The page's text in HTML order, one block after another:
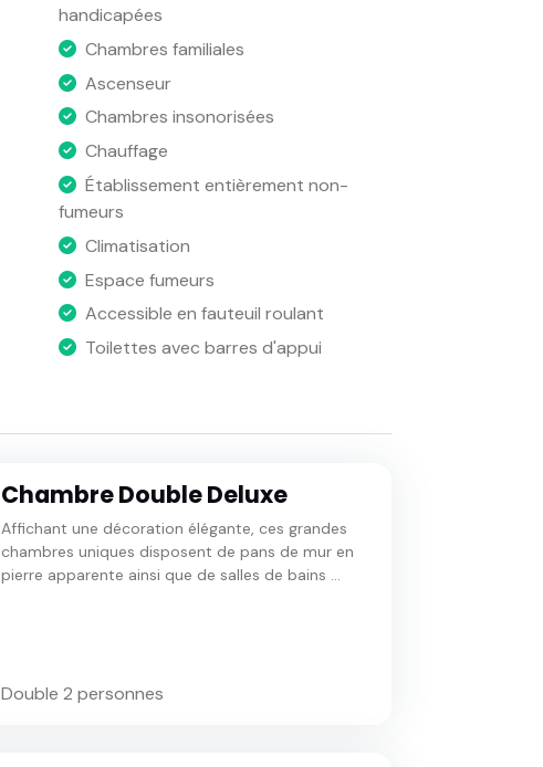
handicapées
Chambres familiales
Ascenseur
Chambres insonorisées
Chauffage
Établissement entièrement non-
fumeurs
Climatisation
Espace fumeurs
Accessible en fauteuil roulant
Toilettes avec barres d'appui
Chambre Double Deluxe
Affichant une décoration élégante, ces grandes
chambres uniques disposent de pans de mur en
pierre apparente ainsi que de salles de bains ...
Double 2 personnes